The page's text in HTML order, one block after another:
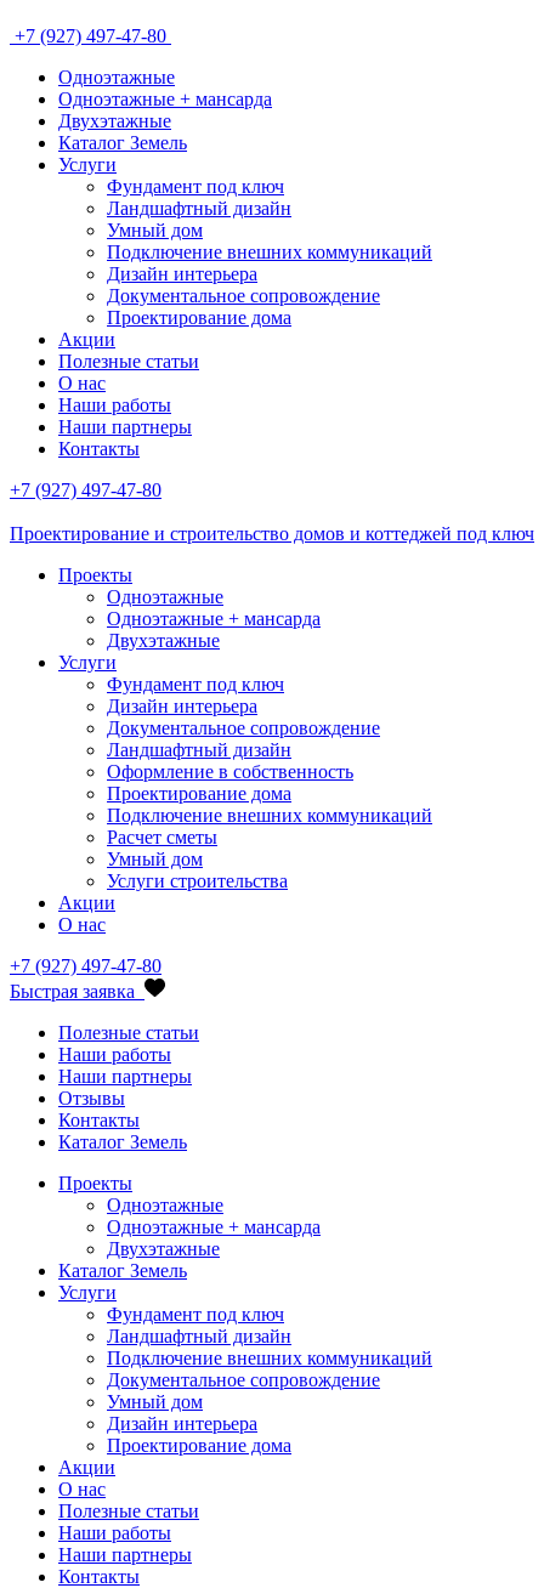
+7 (927) 497-47-80
Одноэтажные
Одноэтажные + мансарда
Двухэтажные
Каталог Земель
Услуги
Фундамент под ключ
Ландшафтный дизайн
Умный дом
Подключение внешних коммуникаций
Дизайн интерьера
Документальное сопровождение
Проектирование дома
Акции
Полезные статьи
О нас
Наши работы
Наши партнеры
Контакты
+7 (927) 497-47-80
Проектирование и строительство домов и коттеджей под ключ
Проекты
Одноэтажные
Одноэтажные + мансарда
Двухэтажные
Услуги
Фундамент под ключ
Дизайн интерьера
Документальное сопровождение
Ландшафтный дизайн
Оформление в собственность
Проектирование дома
Подключение внешних коммуникаций
Расчет сметы
Умный дом
Услуги строительства
Акции
О нас
+7 (927) 497-47-80
Быстрая заявка
Полезные статьи
Наши работы
Наши партнеры
Отзывы
Контакты
Каталог Земель
Проекты
Одноэтажные
Одноэтажные + мансарда
Двухэтажные
Каталог Земель
Услуги
Фундамент под ключ
Ландшафтный дизайн
Подключение внешних коммуникаций
Документальное сопровождение
Умный дом
Дизайн интерьера
Проектирование дома
Акции
О нас
Полезные статьи
Наши работы
Наши партнеры
Контакты